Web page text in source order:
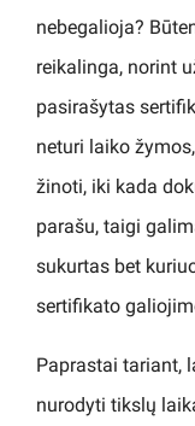
nebegalioja?
reikalinga, norint
pasirašytas
neturi laiko
žinoti, iki kada
parašu, taigi
sukurtas bet
sertifikato
Paprastai tariant,
nurodyti tikslų